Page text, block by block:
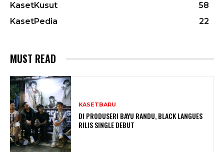
KasetKusut
58
KasetPedia
22
MUST READ
KASETBARU
DI PRODUSERI BAYU RANDU, BLACK LANGUES
RILIS SINGLE DEBUT